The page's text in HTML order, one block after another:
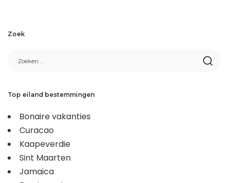
Zoek
Top eiland bestemmingen
Bonaire vakanties
Curacao
Kaapeverdie
Sint Maarten
Jamaica